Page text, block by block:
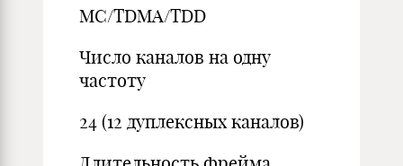
MC/TDMA/TDD
Число каналов на одну
частоту
24 (12 дуплексных каналов)